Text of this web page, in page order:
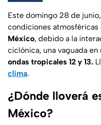
Este domingo 28 de
condiciones
México, debido a la
ciclónica, una vaguada
ondas tropicales 12 y 13.
clima.
¿Dónde lloverá
México?